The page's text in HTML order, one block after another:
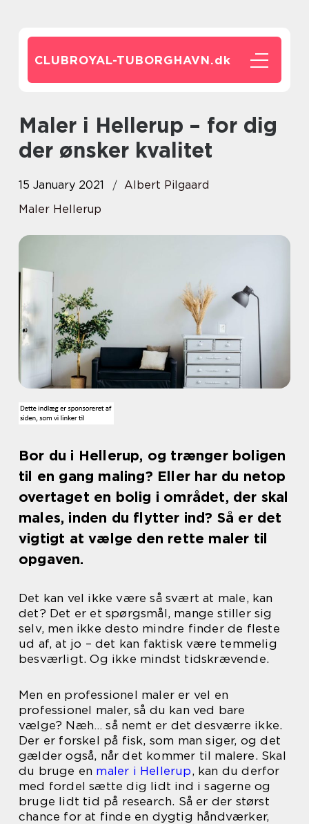
CLUBROYAL-TUBORGHAVN.dk
Maler i Hellerup – for dig
der ønsker kvalitet
15 January 2021
Albert Pilgaard
Maler Hellerup
Bor du i Hellerup, og trænger boligen
til en gang maling? Eller har du netop
overtaget en bolig i området, der skal
males, inden du flytter ind? Så er det
vigtigt at vælge den rette maler til
opgaven.
Det kan vel ikke være så svært at male, kan
det? Det er et spørgsmål, mange stiller sig
selv, men ikke desto mindre finder de fleste
ud af, at jo – det kan faktisk være temmelig
besværligt. Og ikke mindst tidskrævende.
Men en professionel maler er vel en
professionel maler, så du kan ved bare
vælge? Næh… så nemt er det desværre ikke.
Der er forskel på fisk, som man siger, og det
gælder også, når det kommer til malere. Skal
du bruge en maler i Hellerup, kan du derfor
med fordel sætte dig lidt ind i sagerne og
bruge lidt tid på research. Så er der størst
chance for at finde en dygtig håndværker,